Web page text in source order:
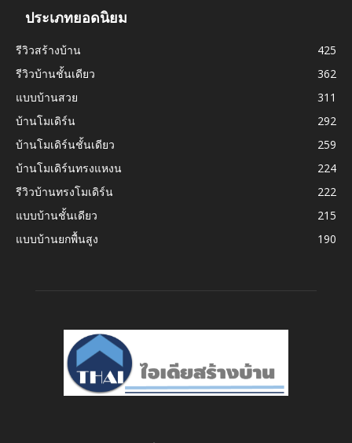
ประเภทยอดนิยม
รีวิวสร้างบ้าน
425
รีวิวบ้านชั้นเดียว
362
แบบบ้านสวย
311
บ้านโมเดิร์น
292
บ้านโมเดิร์นชั้นเดียว
259
บ้านโมเดิร์นทรงแหงน
224
รีวิวบ้านทรงโมเดิร์น
222
แบบบ้านชั้นเดียว
215
แบบบ้านยกพื้นสูง
190